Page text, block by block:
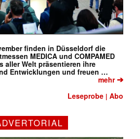
finden in Düsseldorf die
MEDICA und COMPAMED
aller Welt präsentieren ihre
Entwicklungen und freuen …
mehr➔
Leseprobe |Abo